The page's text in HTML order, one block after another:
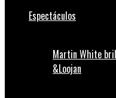
Espectáculos
Martin White
&Loojan